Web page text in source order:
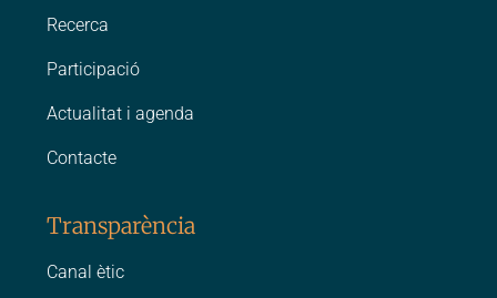
Recerca
Participació
Actualitat i agenda
Contacte
Transparència
Canal ètic